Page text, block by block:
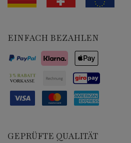
EINFACH BEZAHLEN
GEPRÜFTE QUALITÄT